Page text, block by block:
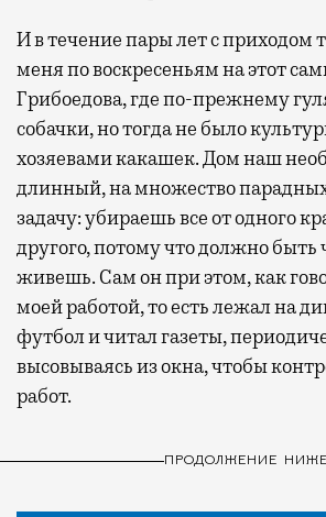
И в течение пары лет с приходом
меня по воскресеньям на этот
Грибоедова, где по-прежнему
собачки, но тогда не было
хозяевами какашек. Дом наш
длинный, на множество
задачу: убираешь все от одного
другого, потому что должно быть
живешь. Сам он при этом, как
моей работой, то есть лежал на
футбол и читал газеты,
высовываясь из окна, чтобы
работ.
ПРОДОЛЖЕНИЕ